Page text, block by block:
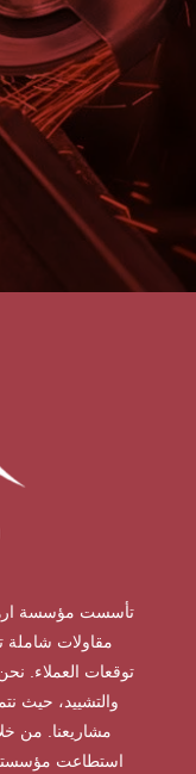
تأسست مؤسسة
مقاولات شاملة
توقعات العملاء.
والتشييد، حيث
مشاريعنا. من
استطاعت